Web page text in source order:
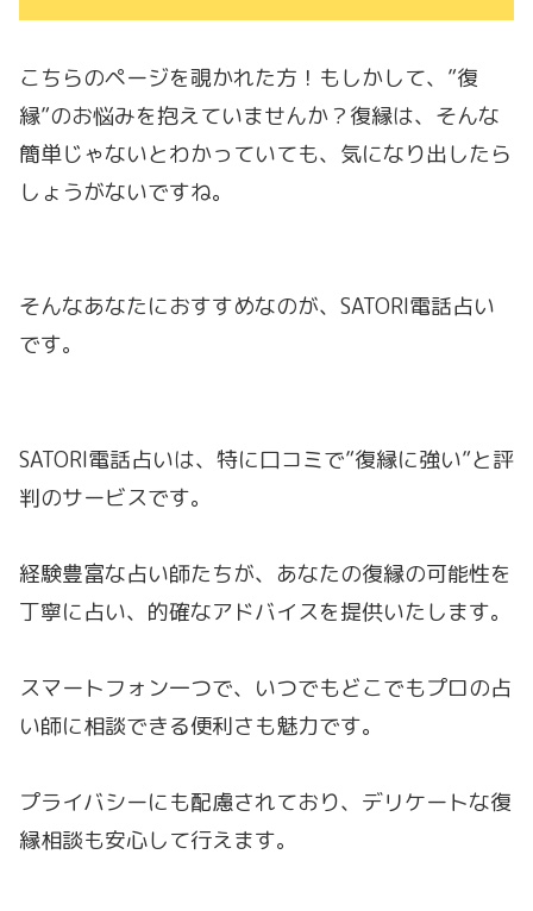
こちらのページを覗かれた方！もしかして、”復
縁”のお悩みを抱えていませんか？復縁は、そんな
簡単じゃないとわかっていても、気になり出したら
しょうがないですね。
そんなあなたにおすすめなのが、SATORI電話占い
です。
SATORI電話占いは、特に口コミで”復縁に強い”と評
判のサービスです。
経験豊富な占い師たちが、あなたの復縁の可能性を
丁寧に占い、的確なアドバイスを提供いたします。
スマートフォン一つで、いつでもどこでもプロの占
い師に相談できる便利さも魅力です。
プライバシーにも配慮されており、デリケートな復
縁相談も安心して行えます。